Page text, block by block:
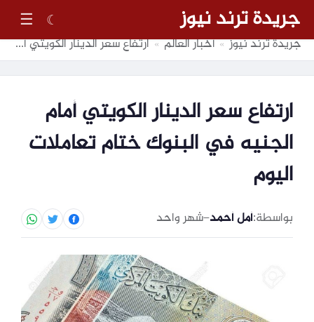
جريدة ترند نيوز ☾
☰
جريدة ترند نيوز » أخبار العالم » ارتفاع سعر الدينار الكويتي أمام الجنيه في البنوك ختام تعاملات اليوم
ارتفاع سعر الدينار الكويتي أمام
الجنيه في البنوك ختام تعاملات
اليوم
بواسطة:أمل أحمد–شهر واحد